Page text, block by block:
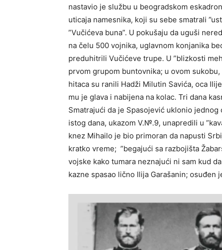
nastavio je službu u beogradskom
uticaja namesnika, koji su sebe smatrali
”Vučićeva buna”. U pokušaju da uguši
na čelu 500 vojnika, uglavnom konjanika
preduhitrili Vučićeve trupe. U ”blizkosti
prvom grupom buntovnika; u ovom
hitaca su ranili Hadži Milutin Savića, oca
mu je glava i nabijena na kolac. Tri dana
Smatrajući da je Spasojević uklonio
istog dana, ukazom V.№.9, unapredili u
knez Mihailo je bio primoran da napusti
kratko vreme; ”begajući sa razbojišta
vojske kako tumara neznajući ni sam kud
kazne spasao lično Ilija Garašanin;